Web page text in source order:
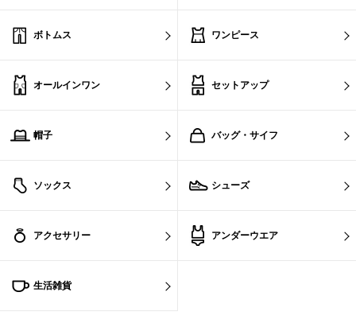
ボトムス ワンピース
オールインワン セットアップ
帽子 バッグ・サイフ
ソックス シューズ
アクセサリー アンダーウエア
生活雑貨